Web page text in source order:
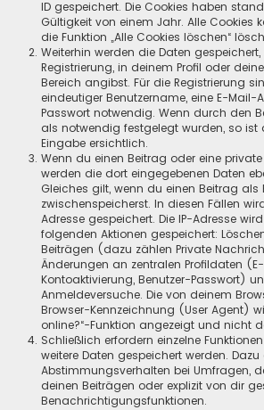
ID gespeichert. Die Cookies haben
Gültigkeit von einem Jahr. Alle Cookies
die Funktion „Alle Cookies löschen“
Weiterhin werden die Daten
Registrierung, in deinem Profil oder
Bereich angibst. Für die Registrierung
eindeutiger Benutzername, eine E-Mail-
Passwort notwendig. Wenn durch den
als notwendig festgelegt wurden, so ist
Eingabe ersichtlich.
Wenn du einen Beitrag oder eine
werden die dort eingegebenen Daten
Gleiches gilt, wenn du einen Beitrag als
zwischenspeicherst. In diesen Fällen
Adresse gespeichert. Die IP-Adresse
folgenden Aktionen gespeichert:
Beiträgen (dazu zählen Private
Änderungen an zentralen Profildaten
Kontoaktivierung, Benutzer-Passwort)
Anmeldeversuche. Die von deinem
Browser-Kennzeichnung (User Agent)
online?“-Funktion angezeigt und nicht
Schließlich erfordern einzelne
weitere Daten gespeichert werden.
Abstimmungsverhalten bei Umfragen,
deinen Beiträgen oder explizit von dir
Benachrichtigungsfunktionen.